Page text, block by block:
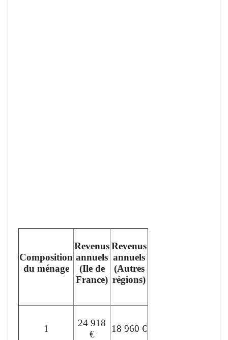
Composition
du ménage
Revenus
annuels
(Ile de
France)
Revenus
annuels
(Autres
régions)
1
24 918
€
18 960 €